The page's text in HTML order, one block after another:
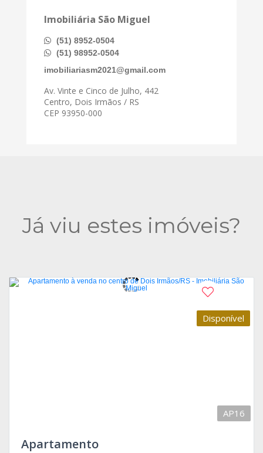
Imobiliária São Miguel
(51) 8952-0504
(51) 98952-0504
imobiliariasm2021@gmail.com
Av. Vinte e Cinco de Julho, 442
Centro, Dois Irmãos / RS
CEP 93950-000
Já viu estes imóveis?
Disponível
AP16
Apartamento